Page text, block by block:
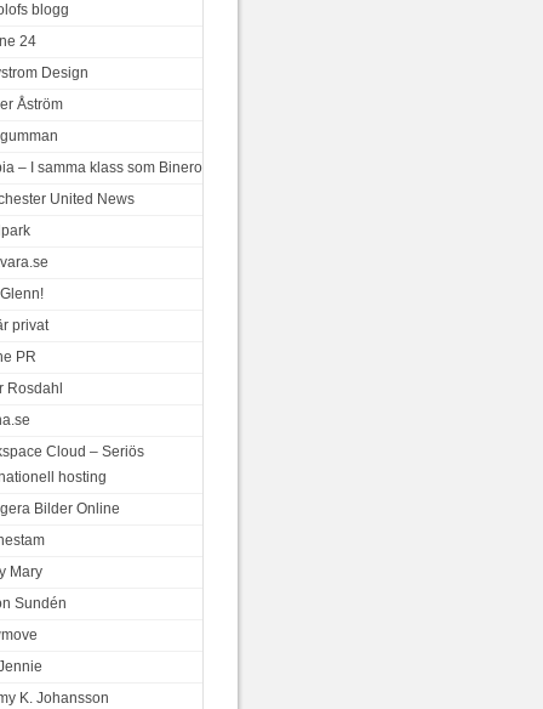
blogg
24
Design
Åström
– I samma klass som Binero
United News
privat
PR
Rosdahl
Cloud – Seriös
hosting
Bilder Online
Mary
Sundén
K. Johansson